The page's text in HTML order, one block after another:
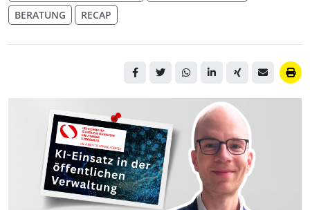
BERATUNG
RECAP
Porträt des Autors vor
grauem Hintergrund mit
Logo der Fachtagung.
BILD: @TAX&BYTES